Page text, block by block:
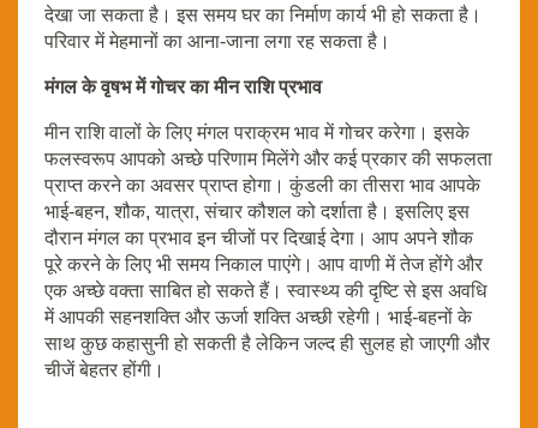
देखा जा सकता है। इस समय घर का निर्माण कार्य भी हो सकता है।
परिवार में मेहमानों का आना-जाना लगा रह सकता है।
मंगल के वृषभ में गोचर का मीन राशि प्रभाव
मीन राशि वालों के लिए मंगल पराक्रम भाव में गोचर करेगा। इसके
फलस्वरूप आपको अच्छे परिणाम मिलेंगे और कई प्रकार की सफलता
प्राप्त करने का अवसर प्राप्त होगा। कुंडली का तीसरा भाव आपके
भाई-बहन, शौक, यात्रा, संचार कौशल को दर्शाता है। इसलिए इस
दौरान मंगल का प्रभाव इन चीजों पर दिखाई देगा। आप अपने शौक
पूरे करने के लिए भी समय निकाल पाएंगे। आप वाणी में तेज होंगे और
एक अच्छे वक्ता साबित हो सकते हैं। स्वास्थ्य की दृष्टि से इस अवधि
में आपकी सहनशक्ति और ऊर्जा शक्ति अच्छी रहेगी। भाई-बहनों के
साथ कुछ कहासुनी हो सकती है लेकिन जल्द ही सुलह हो जाएगी और
चीजें बेहतर होंगी।